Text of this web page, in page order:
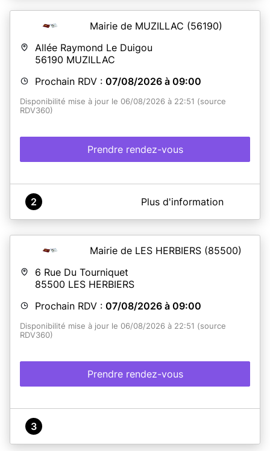
Mairie de MUZILLAC (56190)
Allée Raymond Le Duigou
56190 MUZILLAC
Prochain RDV : 07/08/2026 à 09:00
Disponibilité mise à jour le 06/08/2026 à 22:51 (source
RDV360)
Prendre rendez-vous
A propos de Mairie de Muzillac
VOS PIÈCES JUSTIFICATIVES ~
En savoir plus
2 Plus d'information
Mairie de LES HERBIERS (85500)
6 Rue Du Tourniquet
85500 LES HERBIERS
Prochain RDV : 07/08/2026 à 09:00
Disponibilité mise à jour le 06/08/2026 à 22:51 (source
RDV360)
Prendre rendez-vous
3